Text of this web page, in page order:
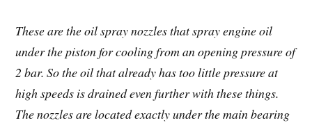
These are the oil spray nozzles that spray engine oil
under the piston for cooling from an opening pressure of
2 bar. So the oil that already has too little pressure at
high speeds is drained even further with these things.
The nozzles are located exactly under the main bearing